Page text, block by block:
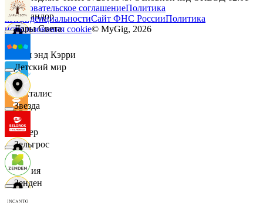
Командор
Кэш энд Кэрри
Лакталис
Левер
Линия
Дары Света
Детский мир
Звезда
Зельгрос
Зенден
Пользовательское соглашениеПолитика
конфиденциальностиСайт ФНС РоссииПолитика
использования cookie© MyGig, 2026